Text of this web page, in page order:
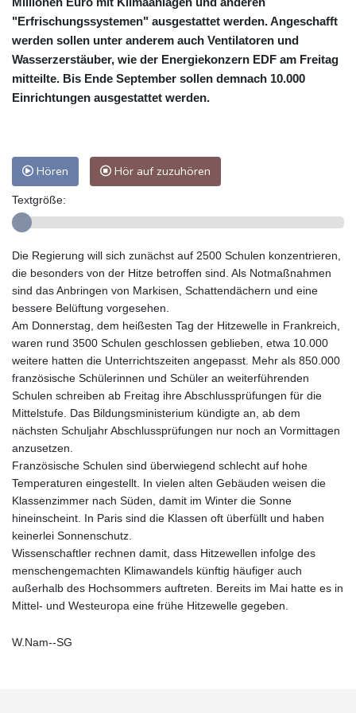
"Erfrischungssystemen" ausgestattet werden. Angeschafft
werden sollen unter anderem auch Ventilatoren und
Wasserzerstäuber, wie der Energiekonzern EDF am Freitag
mitteilte. Bis Ende September sollen demnach 10.000
Einrichtungen ausgestattet werden.
Hören Hör auf zuzuhören
Textgröße:
Die Regierung will sich zunächst auf 2500 Schulen konzentrieren,
die besonders von der Hitze betroffen sind. Als Notmaßnahmen
sind das Anbringen von Markisen, Schattendächern und eine
bessere Belüftung vorgesehen.
Am Donnerstag, dem heißesten Tag der Hitzewelle in Frankreich,
waren rund 3500 Schulen geschlossen geblieben, etwa 10.000
weitere hatten die Unterrichtszeiten angepasst. Mehr als 850.000
französische Schülerinnen und Schüler an weiterführenden
Schulen schreiben ab Freitag ihre Abschlussprüfungen für die
Mittelstufe. Das Bildungsministerium kündigte an, ab dem
nächsten Schuljahr Abschlussprüfungen nur noch an Vormittagen
anzusetzen.
Französische Schulen sind überwiegend schlecht auf hohe
Temperaturen eingestellt. In vielen alten Gebäuden weisen die
Klassenzimmer nach Süden, damit im Winter die Sonne
hineinscheint. In Paris sind die Klassen oft überfüllt und haben
keinerlei Sonnenschutz.
Wissenschaftler rechnen damit, dass Hitzewellen infolge des
menschengemachten Klimawandels künftig häufiger auch
außerhalb des Hochsommers auftreten. Bereits im Mai hatte es in
Mittel- und Westeuropa eine frühe Hitzewelle gegeben.
W.Nam--SG